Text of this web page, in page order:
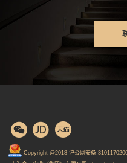
Copyright @2018 沪公网安备